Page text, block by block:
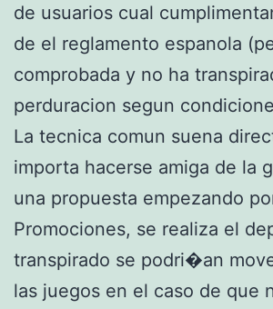
de usuarios cual
de el reglamento espanola
comprobada y no ha
perduracion segun
La tecnica comun suena
importa hacerse amiga de la
una propuesta empezando
Promociones, se realiza el
transpirado se podri�an
las juegos en el caso de que